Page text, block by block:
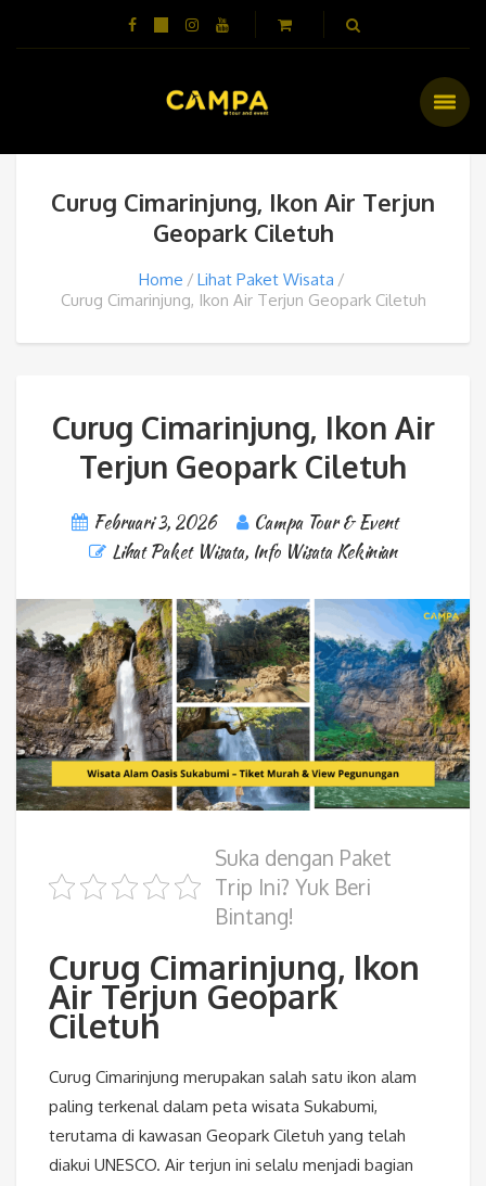
Curug Cimarinjung, Ikon Air Terjun
Geopark Ciletuh
Home
Lihat Paket Wisata
Curug Cimarinjung, Ikon Air Terjun Geopark Ciletuh
Curug Cimarinjung, Ikon Air
Terjun Geopark Ciletuh
Februari 3, 2026
Campa Tour & Event
Lihat Paket Wisata, Info Wisata Kekinian
Suka dengan Paket
Trip Ini? Yuk Beri
Bintang!
Curug Cimarinjung, Ikon
Air Terjun Geopark
Ciletuh
Curug Cimarinjung merupakan salah satu ikon alam
paling terkenal dalam peta wisata Sukabumi,
terutama di kawasan Geopark Ciletuh yang telah
diakui UNESCO. Air terjun ini selalu menjadi bagian